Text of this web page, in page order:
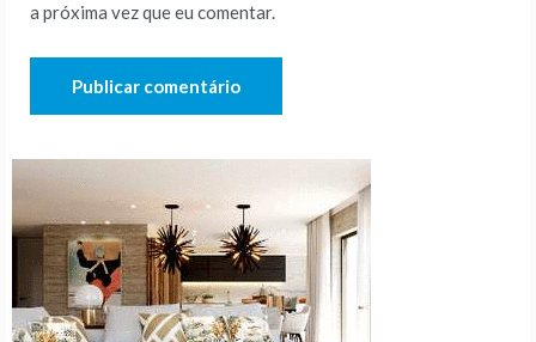
a próxima vez que eu comentar.